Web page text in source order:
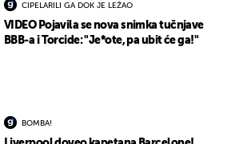
CIPELARILI GA DOK JE LEŽAO
VIDEO Pojavila se nova snimka tučnjave
BBB-a i Torcide: "Je*ote, pa ubit će ga!"
BOMBA!